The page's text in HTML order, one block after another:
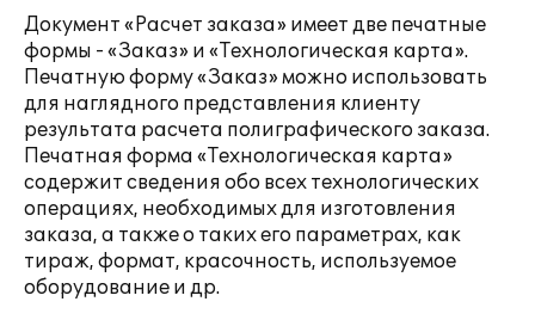
Документ «Расчет заказа» имеет две печатные
формы - «Заказ» и «Технологическая карта».
Печатную форму «Заказ» можно использовать
для наглядного представления клиенту
результата расчета полиграфического заказа.
Печатная форма «Технологическая карта»
содержит сведения обо всех технологических
операциях, необходимых для изготовления
заказа, а также о таких его параметрах, как
тираж, формат, красочность, используемое
оборудование и др.